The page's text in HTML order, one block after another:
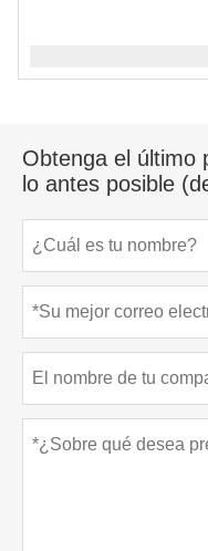
Obtenga el último
lo antes posible